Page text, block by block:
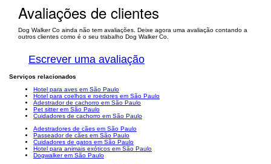
Avaliações de clientes
Dog Walker Co ainda não tem avaliações. Deixe agora uma avaliação contando a
outros clientes como é o seu trabalho Dog Walker Co.
Escrever uma avaliação
Serviços relacionados
Hotel para aves em São Paulo
Hotel para coelhos e roedores em São Paulo
Adestrador de cachorro em São Paulo
Pet sitter em São Paulo
Cuidadores de cachorro em São Paulo
Adestradores de cães em São Paulo
Passeador de cães em São Paulo
Cuidadores de gatos em São Paulo
Hotel para animais exóticos em São Paulo
Dogwalker em São Paulo